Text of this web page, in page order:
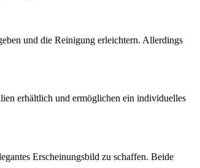
und die Reinigung erleichtern. Allerdings
erhältlich und ermöglichen ein individuelles
Erscheinungsbild zu schaffen. Beide